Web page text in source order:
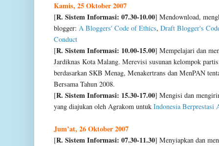
Kamis, 25 Oktober 2007
[R. Sistem Informasi: 07.30-10.00] Mendownload,
blogger: A Bloggers' Code of Ethics, Draft Blogger's
Conduct
[R. Sistem Informasi: 10.00-15.00] Mempelajari dan
Jardiknas Kota Malang. Merevisi susunan kelompok
berdasarkan SKB Menag, Menakertrans dan MenPAN
Bersama Tahun 2008.
[R. Sistem Informasi: 15.30-17.00] Mengisi dan
yang diajukan oleh Agrakom untuk Indonesia Berprestasi
Jum’at, 26 Oktober 2007
[R. Sistem Informasi: 07.30-11.30] Menyiapkan dan